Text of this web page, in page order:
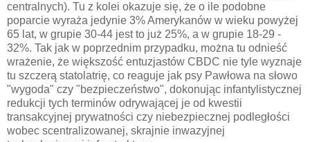
centralnych). Tu z kolei okazuje się, że o ile podobne
poparcie wyraża jedynie 3% Amerykanów w wieku powyżej
65 lat, w grupie 30-44 jest to już 25%, a w grupie 18-29 -
32%. Tak jak w poprzednim przypadku, można tu odnieść
wrażenie, że większość entuzjastów CBDC nie tyle wyznaje
tu szczerą statolatrię, co reaguje jak psy Pawłowa na słowo
"wygoda" czy "bezpieczeństwo", dokonując infantylistycznej
redukcji tych terminów odrywającej je od kwestii
transakcyjnej prywatności czy niebezpiecznej podległości
wobec scentralizowanej, skrajnie inwazyjnej